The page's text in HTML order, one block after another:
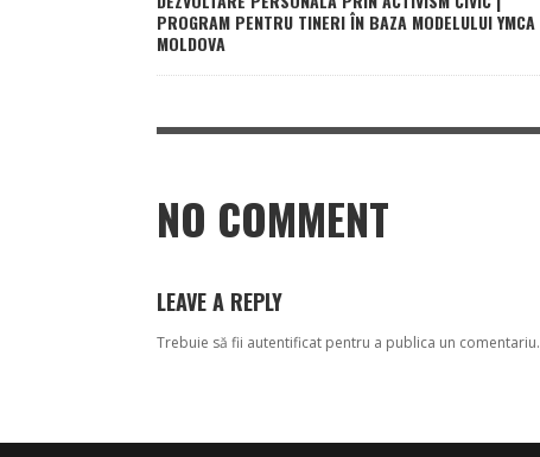
PROGRAM PENTRU TINERI ÎN BAZA MODELULUI YMCA
MOLDOVA
NO COMMENT
LEAVE A REPLY
Trebuie să fii autentificat pentru a publica un comentariu.